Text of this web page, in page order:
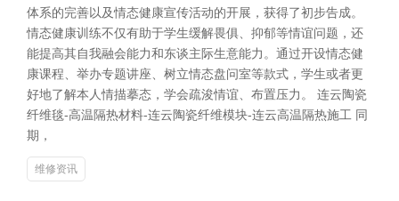
体系的完善以及情态健康宣传活动的开展，获得了初步告成。
情态健康训练不仅有助于学生缓解畏俱、抑郁等情谊问题，还
能提高其自我融会能力和东谈主际生意能力。通过开设情态健
康课程、举办专题讲座、树立情态盘问室等款式，学生或者更
好地了解本人情描摹态，学会疏浚情谊、布置压力。 连云陶瓷
纤维毯-高温隔热材料-连云陶瓷纤维模块-连云高温隔热施工 同
期，
维修资讯